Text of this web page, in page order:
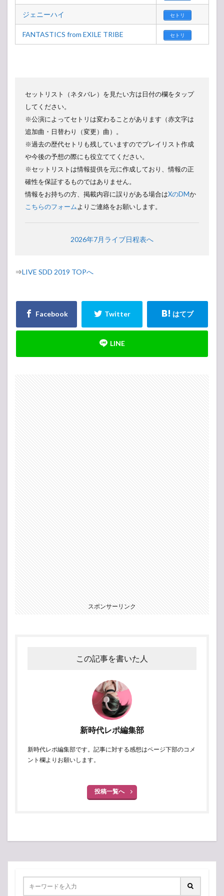
ジェニーハイ セトリ
FANTASTICS from EXILE TRIBE セトリ
セットリスト（ネタバレ）を見たい方は日付の欄をタップ
してください。
※公演によってセトリは変わることがあります（赤文字は
追加曲・日替わり（変更）曲）。
※過去の歴代セトリも残していますのでプレイリスト作成
や今後の予想の際にも役立ててください。
※セットリストは情報提供を元に作成しており、情報の正
確性を保証するものではありません。
情報をお持ちの方、掲載内容に誤りがある場合はXのDMか
こちらのフォームよりご連絡をお願いします。
2026年7月ライブ日程表へ
⇒LIVE SDD 2019 TOPへ
スポンサーリンク
この記事を書いた人
新時代レポ編集部
新時代レポ編集部です。記事に対する感想はページ下部のコメ
ント欄よりお願いします。
投稿一覧へ